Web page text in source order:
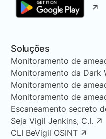
Soluções
Monitoramento de
Monitoramento da Dark
Monitoramento de
Monitoramento de
Escaneamento secreto
Seja Vigil Jenkins, C.I.
CLI BeVigil OSINT